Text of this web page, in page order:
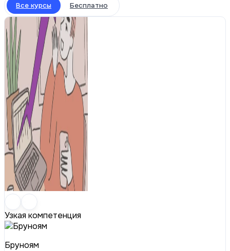
Все курсы Бесплатно
Узкая компетенция
Бруноям